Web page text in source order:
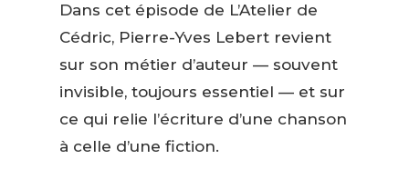
Dans cet épisode de L’Atelier de
Cédric, Pierre-Yves Lebert revient
sur son métier d’auteur — souvent
invisible, toujours essentiel — et sur
ce qui relie l’écriture d’une chanson
à celle d’une fiction.